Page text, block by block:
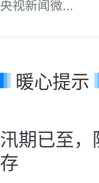
央视新闻微信公众号
暖心提示
汛期已至
存